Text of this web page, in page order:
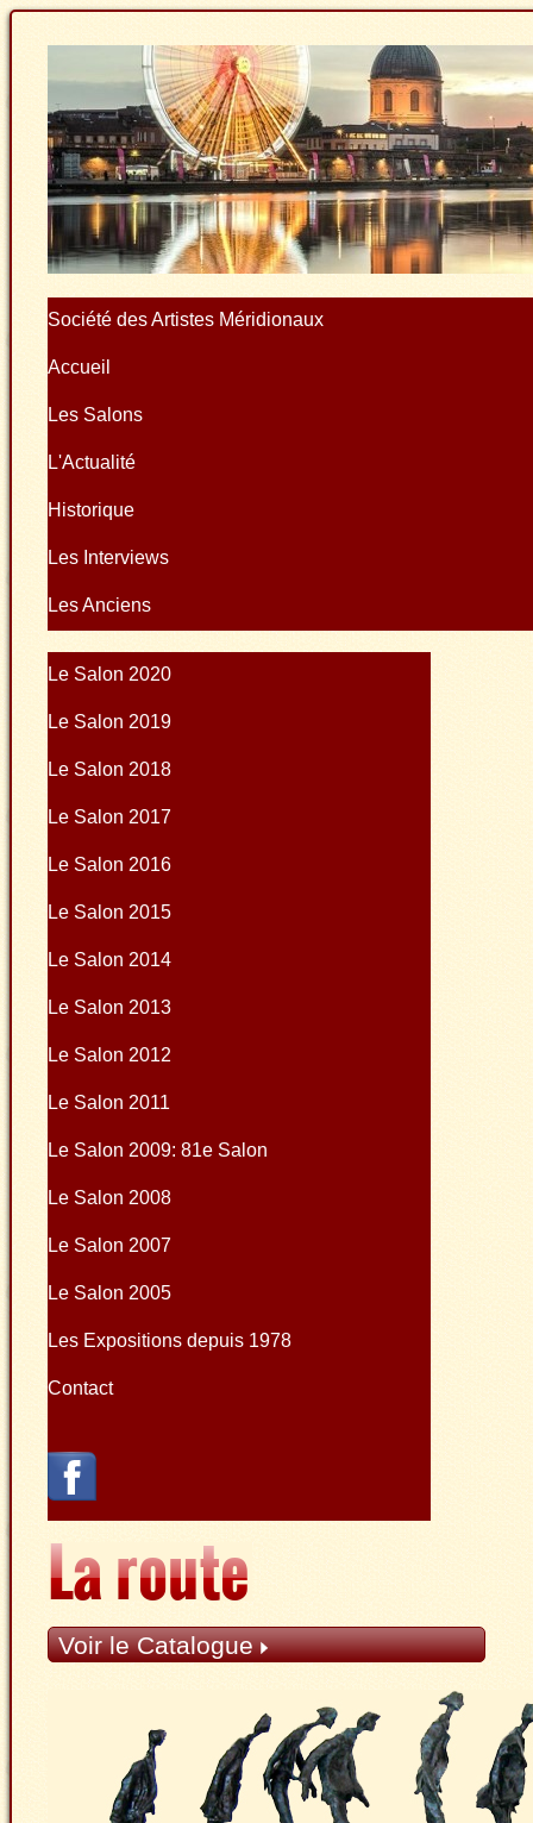
Société des Artistes Méridionaux
Accueil
Les Salons
L'Actualité
Historique
Les Interviews
Les Anciens
Le Salon 2020
Le Salon 2019
Le Salon 2018
Le Salon 2017
Le Salon 2016
Le Salon 2015
Le Salon 2014
Le Salon 2013
Le Salon 2012
Le Salon 2011
Le Salon 2009: 81e Salon
Le Salon 2008
Le Salon 2007
Le Salon 2005
Les Expositions depuis 1978
Contact
Voir le Catalogue